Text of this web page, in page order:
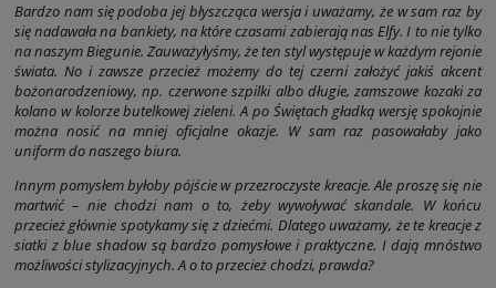
Bardzo nam się podoba jej błyszcząca wersja i uważamy, że w sam raz by
się nadawała na bankiety, na które czasami zabierają nas Elfy. I to nie tylko
na naszym Biegunie. Zauważyłyśmy, że ten styl występuje w każdym rejonie
świata. No i zawsze przecież możemy do tej czerni założyć jakiś akcent
bożonarodzeniowy, np. czerwone szpilki albo długie, zamszowe kozaki za
kolano w kolorze butelkowej zieleni. A po Świętach gładką wersję spokojnie
można nosić na mniej oficjalne okazje. W sam raz pasowałaby jako
uniform do naszego biura.
Innym pomysłem byłoby pójście w przezroczyste kreacje. Ale proszę się nie
martwić – nie chodzi nam o to, żeby wywoływać skandale. W końcu
przecież głównie spotykamy się z dziećmi. Dlatego uważamy, że te kreacje z
siatki z blue shadow są bardzo pomysłowe i praktyczne. I dają mnóstwo
możliwości stylizacyjnych. A o to przecież chodzi, prawda?